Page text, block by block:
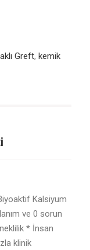
Greft, kemik
Kalsiyum
ve 0 sorun
* İnsan
klinik